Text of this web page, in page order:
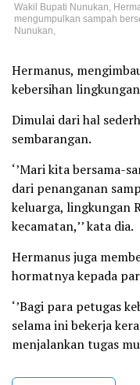
Wakil Bupati Nunukan,
mengumpulkan sampah
Nunukan,
Hermanus,
kebersihan
Dimulai dari hal
sembarangan.
‘’Mari kita bersama-
dari penanganan
keluarga, lingkungan
kecamatan,’’ kata dia.
Hermanus juga
hormatnya kepada
‘’Bagi para petugas
selama ini bekerja
menjalankan tugas